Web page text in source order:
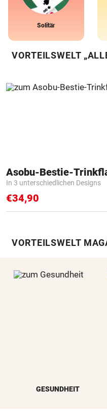
Solitär
VORTEILSWELT
Asobu-Bestie-
In 3 unterschiedlichen Designs
€34,90
VORTEILSWELT
GESUNDHEIT